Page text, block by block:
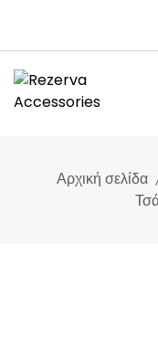
content
Αρχική σελίδα